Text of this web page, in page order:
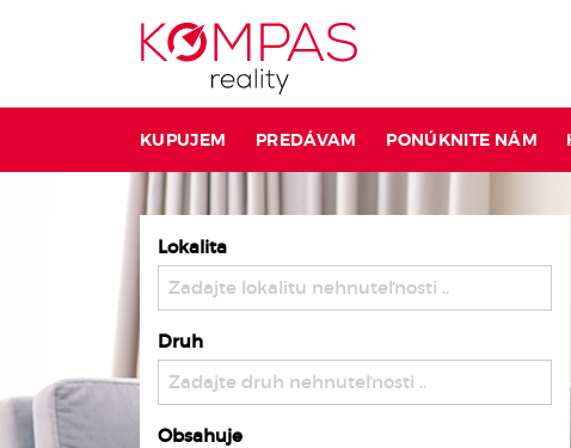
KUPUJEM PREDÁVAM PONÚKNITE NÁM
Lokalita
Zadajte lokalitu nehnuteľnosti ..
Druh
Zadajte druh nehnuteľnosti ..
Obsahuje